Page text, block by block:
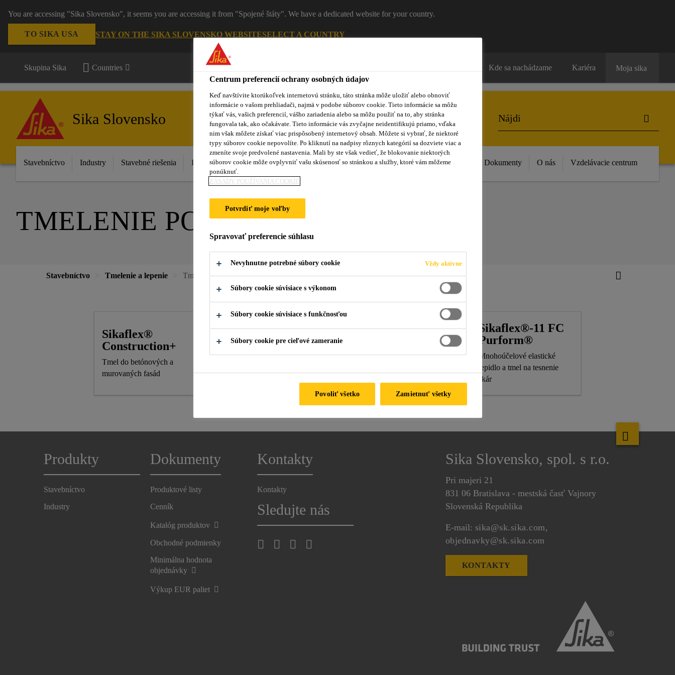
You are accessing "Sika Slovensko", it seems you are accessing it from "Spojené štáty". We have a dedicated website for your country.
TO SIKA USA STAY ON THE SIKA SLOVENSKO WEBSITESELECT A COUNTRY
Skupina Sika Countries Kde sa nachádzame Kariéra Moja sika
Sika Slovensko
Stavebníctvo Industry Stavebné riešenia Katalóg produktov Sikaflex® Purform® Blog Školenia Novinky Dokumenty O nás Vzdelávacie centrum
TMELENIE PODLÁH
Stavebníctvo Tmelenie a lepenie Tmelenie podláh
Sikaflex®
Construction+
Tmel do betónových a
murovaných fasád
Sikaflex® Floor
tesnenie škár v podlahách
Sikaflex® PRO-3
Polyuretánový tmel do
stavebníctve
Sikaflex®-11 FC
Purform®
Mnohoúčelové elastické
lepidlo a tmel na tesnenie
škár
Produkty
Stavebníctvo
Industry
Dokumenty
Produktové listy
Cenník
Katalóg produktov
Obchodné podmienky
Minimálna hodnota
objednávky
Výkup EUR paliet
Kontakty
Kontakty
Sledujte nás
Sika Slovensko, spol. s r.o.
Pri majeri 21
831 06 Bratislava - mestská časť Vajnory
Slovenská Republika
E-mail: sika@sk.sika.com,
objednavky@sk.sika.com
KONTAKTY
Centrum preferencií ochrany osobných údajov
Keď navštívite ktorúkoľvek internetovú stránku, táto stránka môže uložiť alebo obnoviť
informácie o vašom prehliadači, najmä v podobe súborov cookie. Tieto informácie sa môžu
týkať vás, vašich preferencií, vášho zariadenia alebo sa môžu použiť na to, aby stránka
fungovala tak, ako očakávate. Tieto informácie vás zvyčajne neidentifikujú priamo, vďaka
nim však môžete získať viac prispôsobený internetový obsah. Môžete si vybrať, že niektoré
typy súborov cookie nepovolíte. Po kliknutí na nadpisy rôznych kategórií sa dozviete viac a
zmeníte svoje predvolené nastavenia. Mali by ste však vedieť, že blokovanie niektorých
súborov cookie môže ovplyvniť vašu skúsenosť so stránkou a služby, ktoré vám môžeme
ponúknuť.
ZÁSADY POUŽÍVANIA COOKIE
Potvrdiť moje voľby
Spravovať preferencie súhlasu
Nevyhnutne potrebné súbory cookie Vždy aktívne
Súbory cookie súvisiace s výkonom
Súbory cookie súvisiace s funkčnosťou
Súbory cookie pre cieľové zameranie
Zamietnuť všetky
Povoliť všetko